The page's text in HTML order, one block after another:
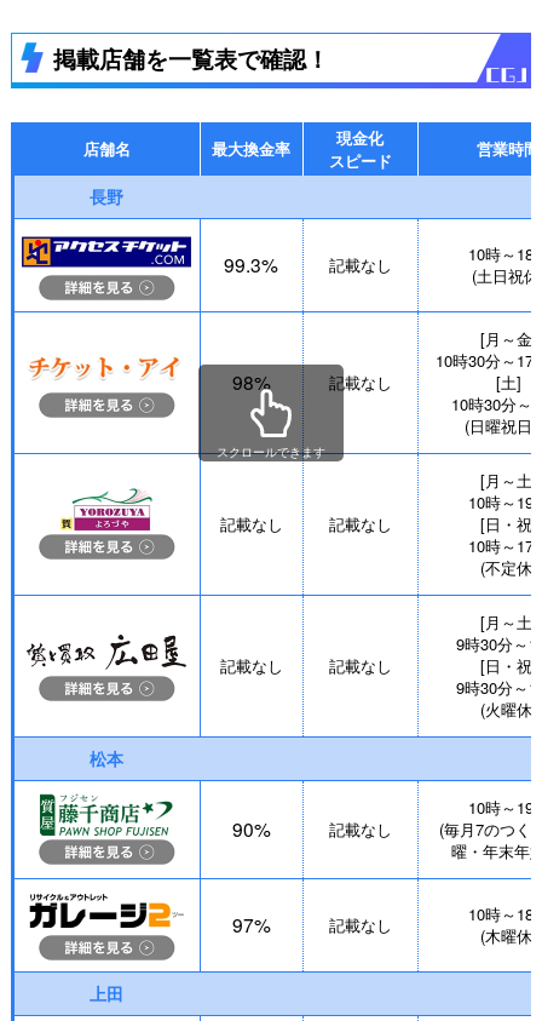
掲載店舗を一覧表で確認！
店舗名 最大換金率
現金化
スピード
営業時間
長野
99.3% 記載なし
10時～18
(土日祝
98% 記載なし
[月～金]
10時30分～17
[土]
10時30分～
(日曜祝日
記載なし 記載なし
[月～土]
10時～19
[日・祝]
10時～17
(不定休)
記載なし 記載なし
[月～土]
9時30分～
[日・祝]
9時30分～
(火曜休)
松本
90% 記載なし
10時～19
(毎月7のつく
曜・年末年
97% 記載なし
10時～18
(木曜休)
上田
スクロールできます